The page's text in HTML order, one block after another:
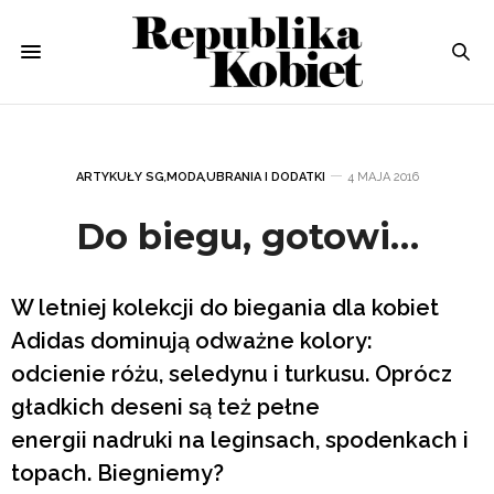
ARTYKUŁY SG,MODA,UBRANIA I DODATKI 4 MAJA 2016
Do biegu, gotowi…
W letniej kolekcji do biegania dla kobiet
Adidas dominują odważne kolory:
odcienie różu, seledynu i turkusu. Oprócz
gładkich deseni są też pełne
energii nadruki na leginsach, spodenkach i
topach. Biegniemy?